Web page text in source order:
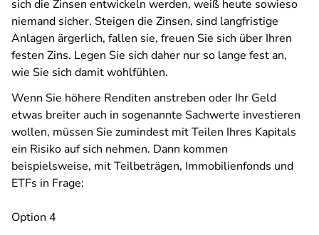
sich die Zinsen entwickeln werden, weiß heute sowieso
niemand sicher. Steigen die Zinsen, sind langfristige
Anlagen ärgerlich, fallen sie, freuen Sie sich über Ihren
festen Zins. Legen Sie sich daher nur so lange fest an,
wie Sie sich damit wohlfühlen.
Wenn Sie höhere Renditen anstreben oder Ihr Geld
etwas breiter auch in sogenannte Sachwerte investieren
wollen, müssen Sie zumindest mit Teilen Ihres Kapitals
ein Risiko auf sich nehmen. Dann kommen
beispielsweise, mit Teilbeträgen, Immobilienfonds und
ETFs in Frage:
Option 4